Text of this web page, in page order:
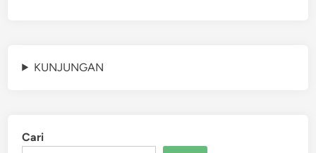
KUNJUNGAN
Cari